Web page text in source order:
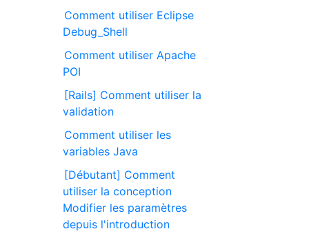
Comment utiliser Eclipse
Debug_Shell
Comment utiliser Apache
POI
[Rails] Comment utiliser la
validation
Comment utiliser les
variables Java
[Débutant] Comment
utiliser la conception
Modifier les paramètres
depuis l'introduction